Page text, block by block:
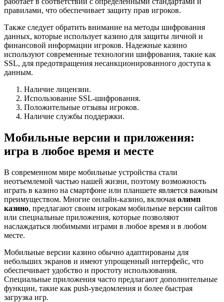
правилами, что обеспечивает защиту прав игроков.
Также следует обратить внимание на методы шифрования
данных, которые использует казино для защиты личной и
финансовой информации игроков. Надежные казино
используют современные технологии шифрования, такие как
SSL, для предотвращения несанкционированного доступа к
данным.
Наличие лицензии.
Использование SSL-шифрования.
Положительные отзывы игроков.
Наличие службы поддержки.
Мобильные версии и приложения:
игра в любое время и месте
В современном мире мобильные устройства стали
неотъемлемой частью нашей жизни, поэтому возможность
играть в казино на смартфоне или планшете является важным
преимуществом. Многие онлайн-казино, включая олимп
казино, предлагают своим игрокам мобильные версии сайтов
или специальные приложения, которые позволяют
наслаждаться любимыми играми в любое время и в любом
месте.
Мобильные версии казино обычно адаптированы для
небольших экранов и имеют упрощенный интерфейс, что
обеспечивает удобство и простоту использования.
Специальные приложения часто предлагают дополнительные
функции, такие как push-уведомления и более быстрая
загрузка игр.